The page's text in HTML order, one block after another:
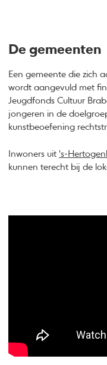
De gemeenten
Een gemeente die zich
wordt aangevuld met
Jeugdfonds Cultuur
jongeren in de
kunstbeoefening
Inwoners uit 's-
kunnen terecht bij de